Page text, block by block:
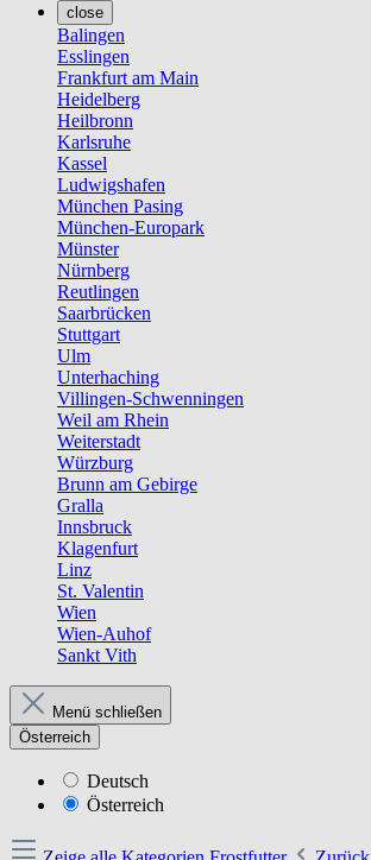
close
Balingen
Esslingen
Frankfurt am Main
Heidelberg
Heilbronn
Karlsruhe
Kassel
Ludwigshafen
München Pasing
München-Europark
Münster
Nürnberg
Reutlingen
Saarbrücken
Stuttgart
Ulm
Unterhaching
Villingen-Schwenningen
Weil am Rhein
Weiterstadt
Würzburg
Brunn am Gebirge
Gralla
Innsbruck
Klagenfurt
Linz
St. Valentin
Wien
Wien-Auhof
Sankt Vith
Menü schließen
Österreich
Deutsch
Österreich